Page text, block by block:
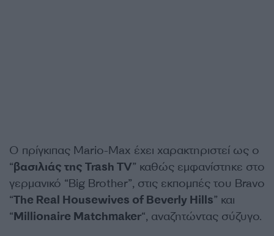
Ο πρίγκιπας Mario-Max έχει χαρακτηριστεί ως ο
“βασιλιάς της Trash TV” καθώς εμφανίστηκε στο
γερμανικό “Big Brother”, στις εκπομπές του Bravo
“The Real Housewives of Beverly Hills” και
“Millionaire Matchmaker“, αναζητώντας σύζυγο.